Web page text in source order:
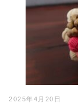
2025年4月20日